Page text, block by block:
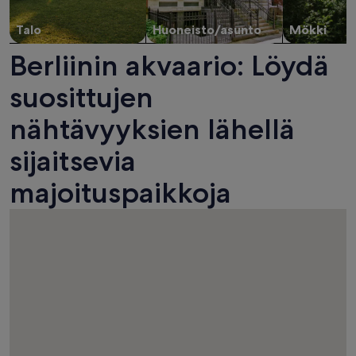
Talo Huoneisto/asunto Mökki
Berliinin akvaario: Löydä
suosittujen
nähtävyyksien lähellä
sijaitsevia
majoituspaikkoja